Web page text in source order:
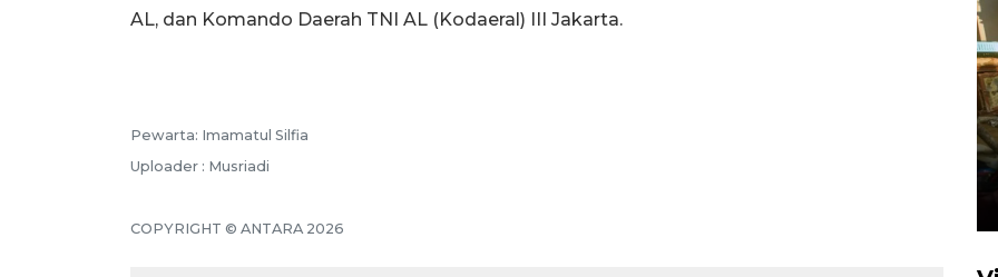
AL, dan Komando Daerah TNI AL (Kodaeral) III Jakarta.
Pewarta: Imamatul Silfia
Uploader : Musriadi
COPYRIGHT © ANTARA 2026